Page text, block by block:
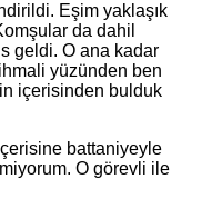
Eşim yaklaşık
da dahil
geldi. O ana kadar
yüzünden ben
içerisinden bulduk
battaniyeyle
O görevli ile